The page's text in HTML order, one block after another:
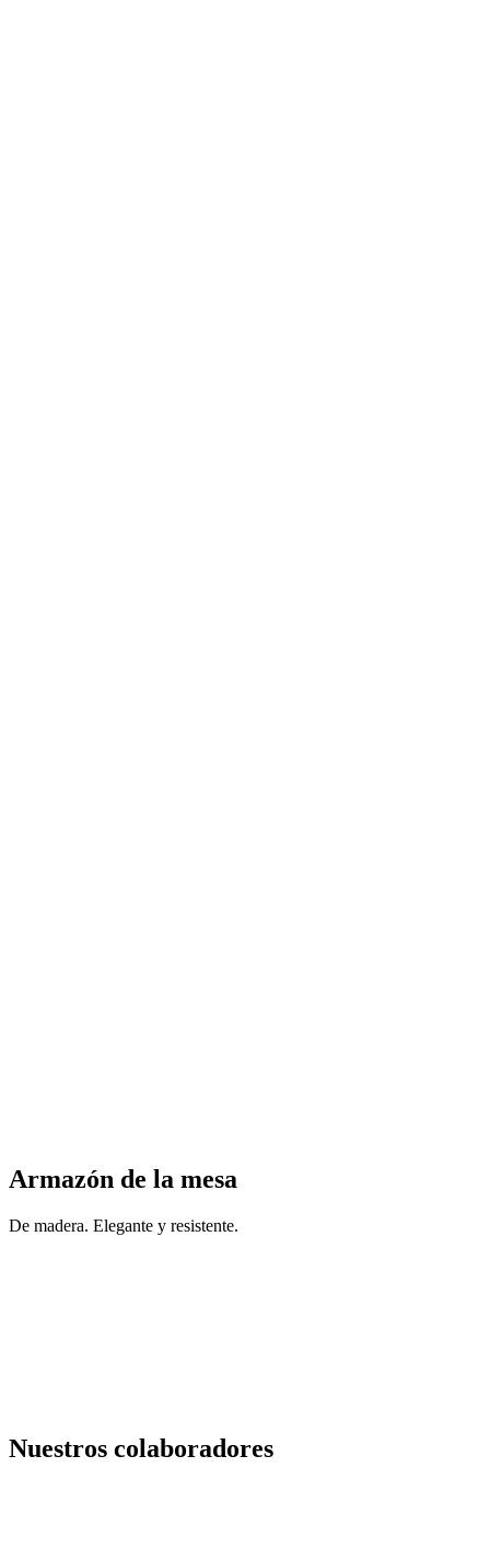
Armazón de la mesa
De madera. Elegante y resistente.
Nuestros colaboradores